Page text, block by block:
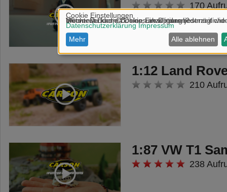
170
1:12 Land
210
1:87 VW T1
238